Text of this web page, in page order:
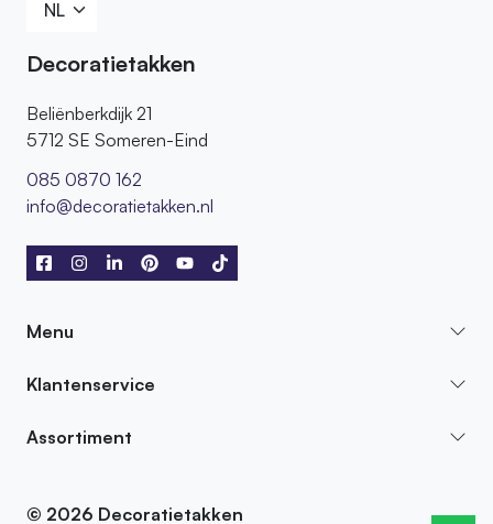
Decoratietakken
Beliënberkdijk 21
5712 SE Someren-Eind
085 0870 162
info@decoratietakken.nl
Menu
Klantenservice
Assortiment
© 2026 Decoratietakken